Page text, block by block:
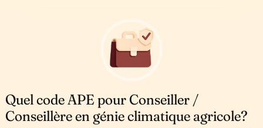
Quel code APE pour Conseiller /
Conseillère en génie climatique agricole?